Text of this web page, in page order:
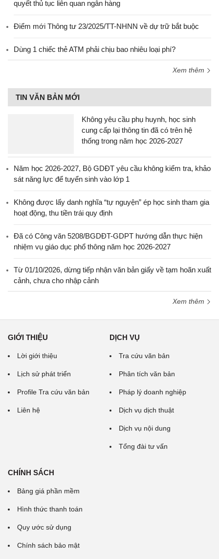
quyết thủ tục liên quan ngân hàng
Điểm mới Thông tư 23/2025/TT-NHNN về dự trữ bắt buộc
Dùng 1 chiếc thẻ ATM phải chịu bao nhiêu loại phí?
Xem thêm
TIN VĂN BẢN MỚI
Không yêu cầu phụ huynh, học sinh
cung cấp lại thông tin đã có trên hệ
thống trong năm học 2026-2027
Năm học 2026-2027, Bộ GDĐT yêu cầu không kiểm tra, khảo
sát năng lực để tuyển sinh vào lớp 1
Không được lấy danh nghĩa “tự nguyện” ép học sinh tham gia
hoạt động, thu tiền trái quy định
Đã có Công văn 5208/BGDĐT-GDPT hướng dẫn thực hiện
nhiệm vụ giáo dục phổ thông năm học 2026-2027
Từ 01/10/2026, dừng tiếp nhận văn bản giấy về tạm hoãn xuất
cảnh, chưa cho nhập cảnh
Xem thêm
GIỚI THIỆU
Lời giới thiệu
Lịch sử phát triển
Profile Tra cứu văn bản
Liên hệ
DỊCH VỤ
Tra cứu văn bản
Phân tích văn bản
Pháp lý doanh nghiệp
Dịch vụ dịch thuật
Dịch vụ nội dung
Tổng đài tư vấn
CHÍNH SÁCH
Bảng giá phần mềm
Hình thức thanh toán
Quy ước sử dụng
Chính sách bảo mật